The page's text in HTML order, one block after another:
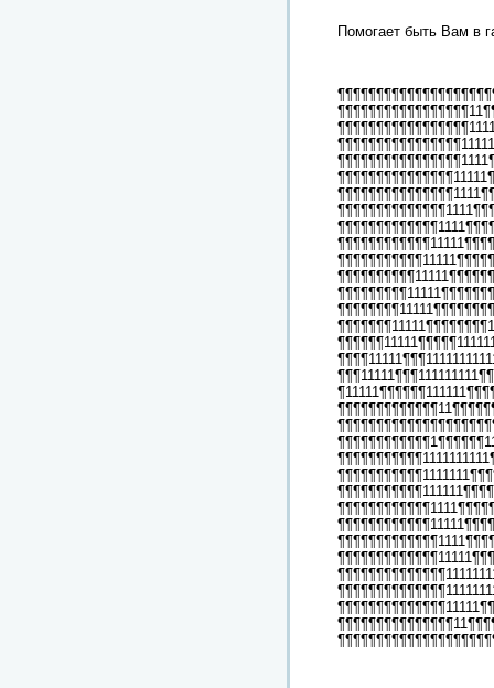
Помогает быть Вам в